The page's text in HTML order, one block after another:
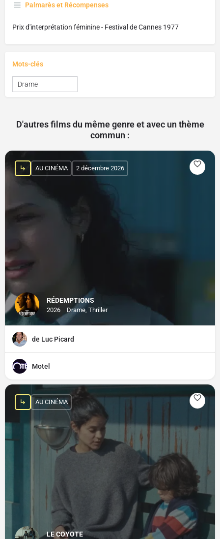
Palmarès et Récompenses
Prix d'interprétation féminine - Festival de Cannes 1977
Mots-clés
Drame
D'autres films du même genre et avec un thème
commun :
RÉDEMPTIONS
2026 Drame, Thriller
AU CINÉMA 2 décembre 2026
de Luc Picard
Motel
LE COYOTE
AU CINÉMA